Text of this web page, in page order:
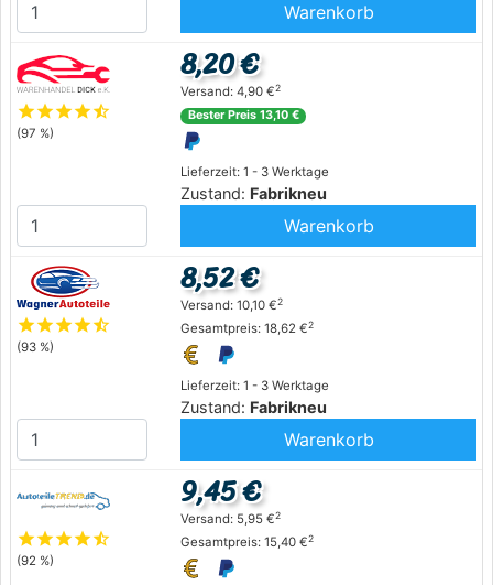
Warenkorb
starstarstarstarstar_half
(97 %)
Lieferzeit: 1 - 3 Werktage
Zustand: Fabrikneu
8,20 €
Versand: 4,90 €2
Bester Preis 13,10 €
Warenkorb
starstarstarstarstar_half
(93 %)
Lieferzeit: 1 - 3 Werktage
Zustand: Fabrikneu
8,52 €
Versand: 10,10 €2
Gesamtpreis: 18,62 €2
Warenkorb
starstarstarstarstar_half
(92 %)
9,45 €
Versand: 5,95 €2
Gesamtpreis: 15,40 €2